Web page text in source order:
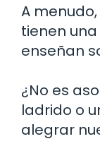
A
tienen
enseñan
¿No es
ladrido o
alegrar